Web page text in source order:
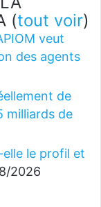
(tout voir)
veut
des agents
de
milliards de
le profil et
2026